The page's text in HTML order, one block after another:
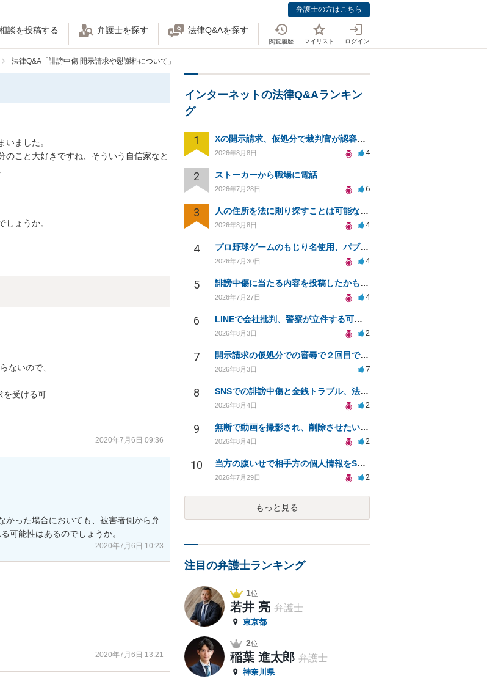
弁護士の方はこちら
談を投稿する 弁護士を探す 法律Q&Aを探す
閲覧履歴 マイリスト ログイン
法律Q&A「誹謗中傷 開示請求や慰謝料について」
ました。
こと大好きですね、そういう自信家なと
ょうか。
ないので、
を受ける可
2020年7月6日 09:36
かった場合においても、被害者側から弁
可能性はあるのでしょうか。
2020年7月6日 10:23
2020年7月6日 13:21
インターネットの法律Q&Aランキン
グ
1 Xの開示請求、仮処分で裁判官が認容する意思と理由を明確化しても、相手側は争って引き延ばしますか
2026年8月8日 4
2 ストーカーから職場に電話
2026年7月28日 6
3 人の住所を法に則り探すことは可能なのか？
2026年8月8日 4
4 プロ野球ゲームのもじり名使用、パブリシティ権の影響は？
2026年7月30日 4
5 誹謗中傷に当たる内容を投稿したかもしれない。開示請求や民事刑事裁判に発展しうるのか教えて欲しい。
2026年7月27日 4
6 LINEで会社批判、警察が立件する可能性は？
2026年8月3日 2
7 開示請求の仮処分での審尋で２回目で終わらない場合どうしたらいいですか
2026年8月3日 7
8 SNSでの誹謗中傷と金銭トラブル、法的対応の相談
2026年8月4日 2
9 無断で動画を撮影され、削除させたいが連絡が返ってこない。
2026年8月4日 2
10 当方の腹いせで相手方の個人情報をSNSで晒してしまい名誉毀損させてしまったかもしれない
2026年7月29日 2
もっと見る
注目の弁護士ランキング
1位
若井 亮 弁護士
東京都
2位
稲葉 進太郎 弁護士
神奈川県